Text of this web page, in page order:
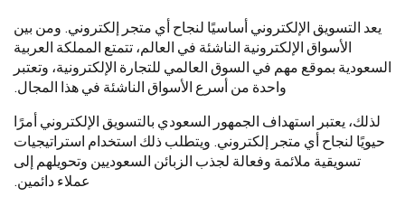
يعد التسويق الإلكتروني أساسيًا لنجاح أي متجر إلكتروني. ومن بين
الأسواق الإلكترونية الناشئة في العالم، تتمتع المملكة العربية
السعودية بموقع مهم في السوق العالمي للتجارة الإلكترونية، وتعتبر
واحدة من أسرع الأسواق الناشئة في هذا المجال.
لذلك، يعتبر استهداف الجمهور السعودي بالتسويق الإلكتروني أمرًا
حيويًا لنجاح أي متجر إلكتروني. ويتطلب ذلك استخدام استراتيجيات
تسويقية ملائمة وفعالة لجذب الزبائن السعوديين وتحويلهم إلى
عملاء دائمين.